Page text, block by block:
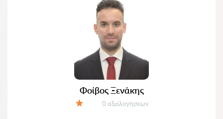
Φοίβος Ξενάκης
Αξιολογήσεις:
0 αξιολογήσεων